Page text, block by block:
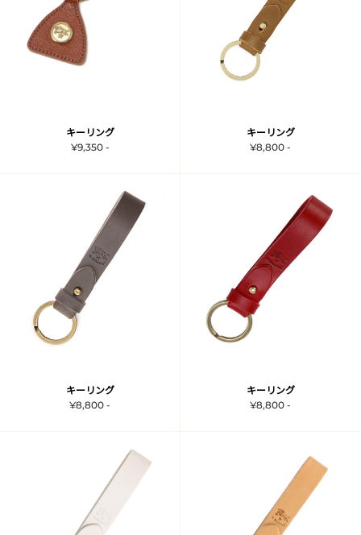
キーリング
¥9,350 -
キーリング
¥8,800 -
キーリング
¥8,800 -
キーリング
¥8,800 -